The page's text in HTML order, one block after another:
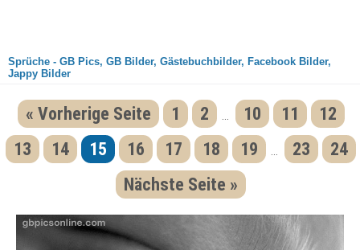
Sprüche - GB Pics, GB Bilder, Gästebuchbilder, Facebook Bilder,
Jappy Bilder
« Vorherige Seite 1 2 10 11
12
13
14 15 16 17 18 19 23
24
Nächste Seite »